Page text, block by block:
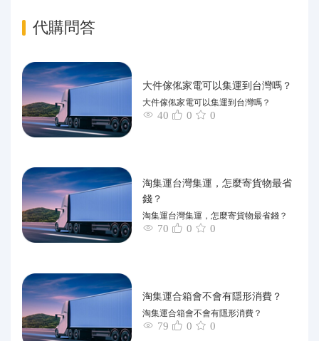
代購問答
大件傢俬家電可以集運到台灣嗎？
大件傢俬家電可以集運到台灣嗎？
40 0 0
淘集運台灣集運，怎麼寄貨物最省
錢？
淘集運台灣集運，怎麼寄貨物最省錢？
70 0 0
淘集運合箱會不會有隱形消費？
淘集運合箱會不會有隱形消費？
79 0 0